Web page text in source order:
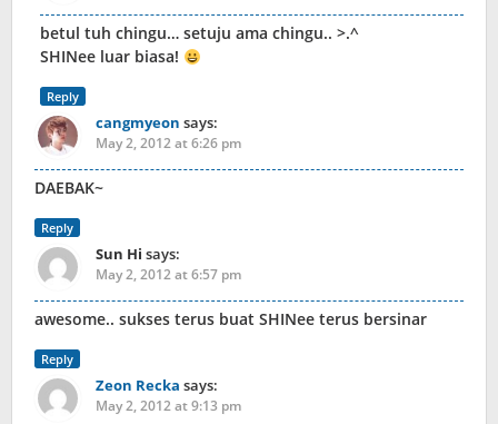
betul tuh chingu… setuju ama chingu.. >.^
SHINee luar biasa!
Reply
cangmyeon says:
May 2, 2012 at 6:26 pm
DAEBAK~
Reply
Sun Hi says:
May 2, 2012 at 6:57 pm
awesome.. sukses terus buat SHINee terus bersinar
Reply
Zeon Recka says:
May 2, 2012 at 9:13 pm